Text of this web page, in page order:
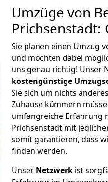
Umzüge von
Prichsenstadt:
Sie planen einen Umzug
und möchten dabei
uns genau richtig! Unser
kostengünstige
Sie sich um nichts
Zuhause kümmern
umfangreiche Erfahrung
Prichsenstadt mit
somit garantieren, dass
finden werden.
Unser Netzwerk ist